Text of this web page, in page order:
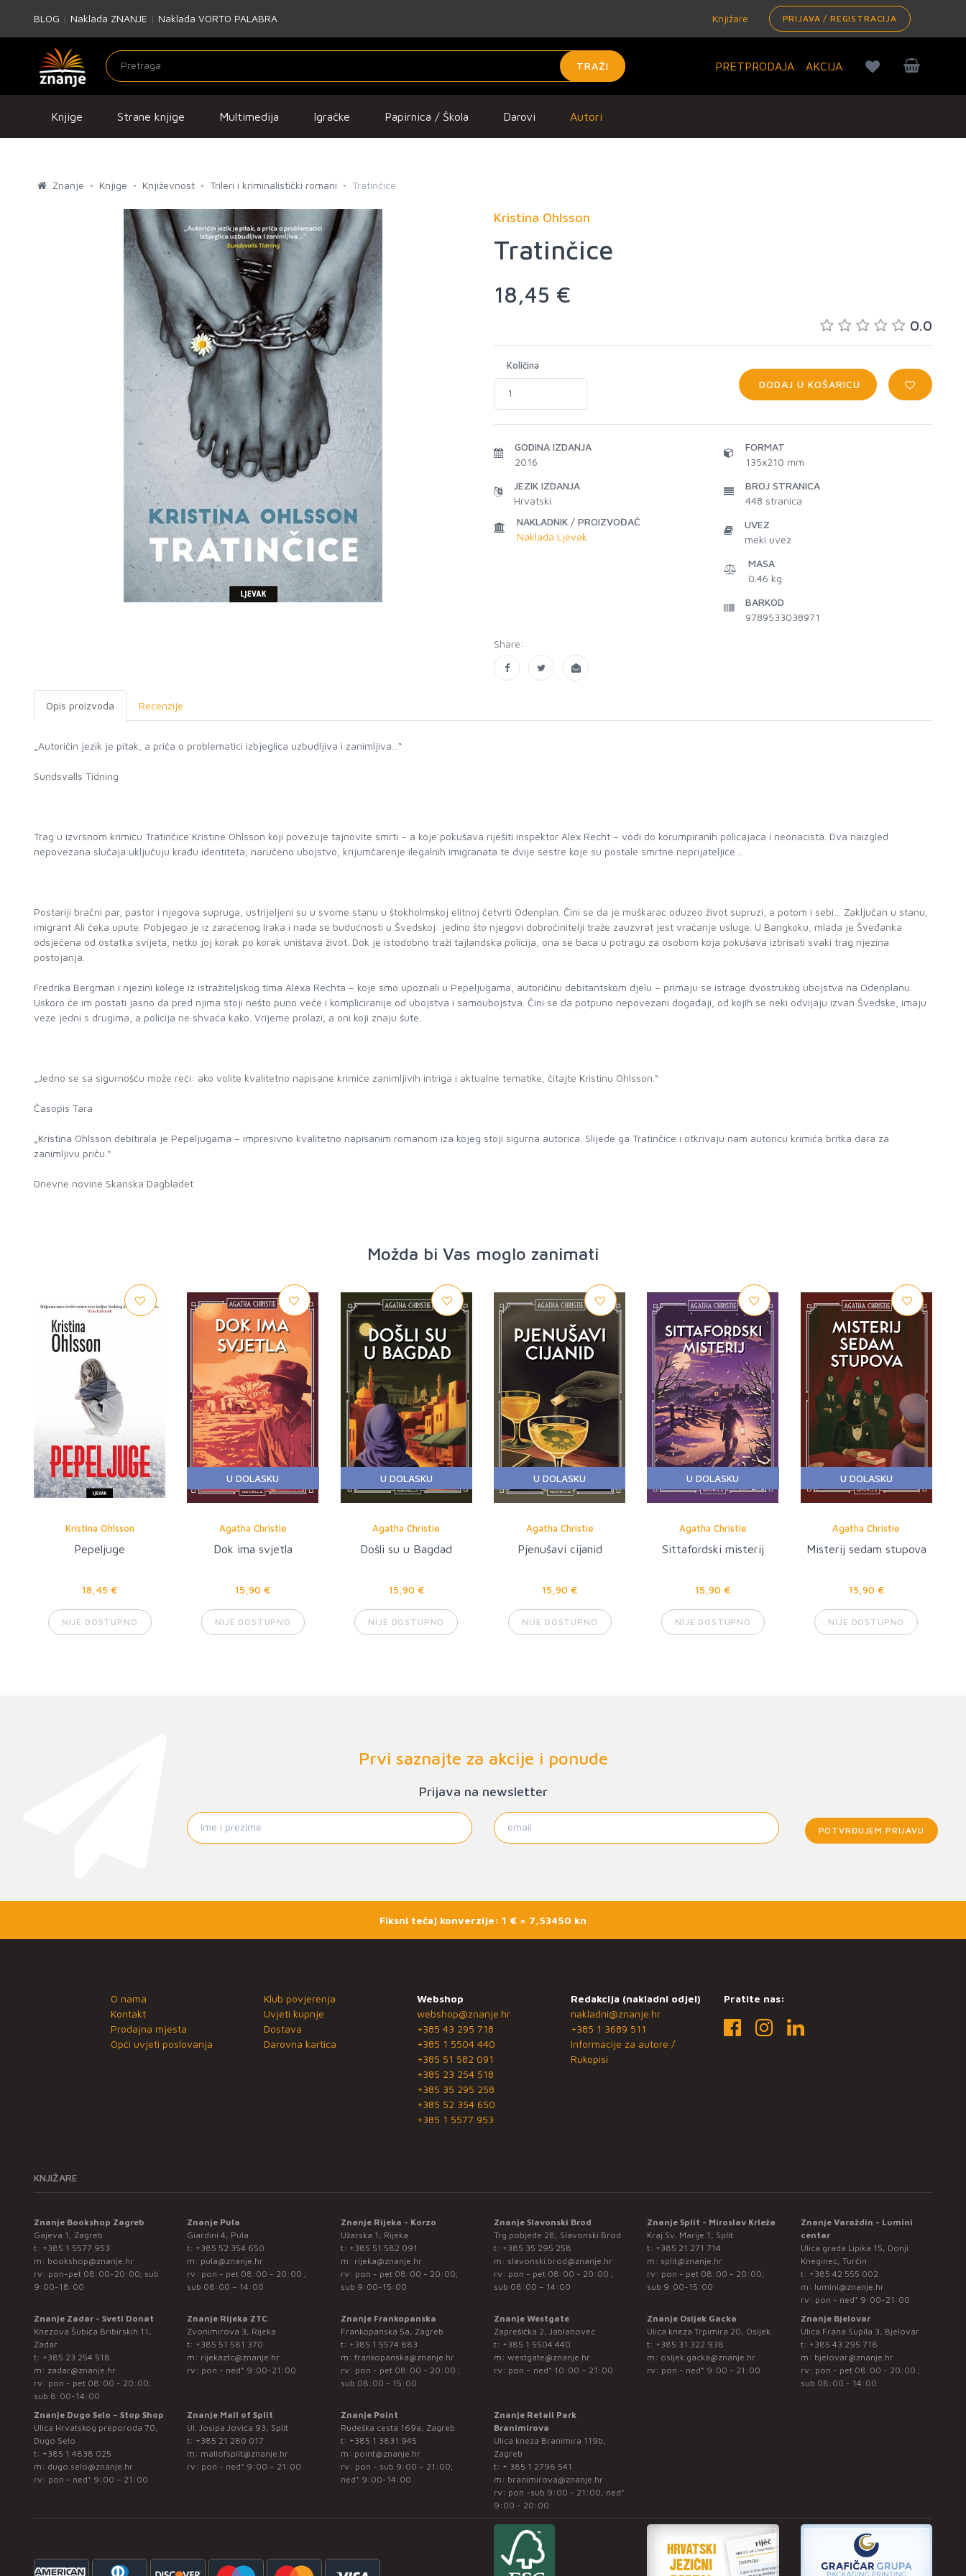
BLOG | Naklada ZNANJE | Naklada VORTO PALABRA Knjižare PRIJAVA / REGISTRACIJA
TRAŽI PRETPRODAJA AKCIJA
Knjige Strane knjige Multimedija Igračke Papirnica / Škola Darovi Autori
Znanje Knjige Književnost Trileri i kriminalistički romani Tratinčice
Kristina Ohlsson
Tratinčice
18,45 €
0.0
Količina
DODAJ U KOŠARICU
GODINA IZDANJA
2016
JEZIK IZDANJA
Hrvatski
NAKLADNIK / PROIZVOĐAČ
Naklada Ljevak
FORMAT
135x210 mm
BROJ STRANICA
448 stranica
UVEZ
meki uvez
MASA
0.46 kg
BARKOD
9789533038971
Share:
Opis proizvoda Recenzije
„Autoričin jezik je pitak, a priča o problematici izbjeglica uzbudljiva i zanimljiva...“
Sundsvalls Tidning
Trag u izvrsnom krimiću Tratinčice Kristine Ohlsson koji povezuje tajnovite smrti – a koje pokušava riješiti inspektor Alex Recht – vodi do korumpiranih policajaca i neonacista. Dva naizgled
nepovezana slučaja uključuju krađu identiteta, naručeno ubojstvo, krijumčarenje ilegalnih imigranata te dvije sestre koje su postale smrtne neprijateljice…
Postariji bračni par, pastor i njegova supruga, ustrijeljeni su u svome stanu u štokholmskoj elitnoj četvrti Odenplan. Čini se da je muškarac oduzeo život supruzi, a potom i sebi… Zaključan u stanu,
imigrant Ali čeka upute. Pobjegao je iz zaraćenog Iraka i nada se budućnosti u Švedskoj: jedino što njegovi dobročinitelji traže zauzvrat jest vraćanje usluge. U Bangkoku, mlada je Šveđanka
odsječena od ostatka svijeta, netko joj korak po korak uništava život. Dok je istodobno traži tajlandska policija, ona se baca u potragu za osobom koja pokušava izbrisati svaki trag njezina
postojanja.
Fredrika Bergman i njezini kolege iz istražiteljskog tima Alexa Rechta – koje smo upoznali u Pepeljugama, autoričinu debitantskom djelu – primaju se istrage dvostrukog ubojstva na Odenplanu.
Uskoro će im postati jasno da pred njima stoji nešto puno veće i kompliciranije od ubojstva i samoubojstva. Čini se da potpuno nepovezani događaji, od kojih se neki odvijaju izvan Švedske, imaju
veze jedni s drugima, a policija ne shvaća kako. Vrijeme prolazi, a oni koji znaju šute.
„Jedno se sa sigurnošću može reći: ako volite kvalitetno napisane krimiće zanimljivih intriga i aktualne tematike, čitajte Kristinu Ohlsson.“
Časopis Tara
„Kristina Ohlsson debitirala je Pepeljugama – impresivno kvalitetno napisanim romanom iza kojeg stoji sigurna autorica. Slijede ga Tratinčice i otkrivaju nam autoricu krimića britka dara za
zanimljivu priču.“
Dnevne novine Skanska Dagbladet
Možda bi Vas moglo zanimati
Kristina Ohlsson
Pepeljuge
18,45 €
NIJE DOSTUPNO
U DOLASKU
Agatha Christie
Dok ima svjetla
15,90 €
NIJE DOSTUPNO
U DOLASKU
Agatha Christie
Došli su u Bagdad
15,90 €
NIJE DOSTUPNO
U DOLASKU
Agatha Christie
Pjenušavi cijanid
15,90 €
NIJE DOSTUPNO
U DOLASKU
Agatha Christie
Sittafordski misterij
15,90 €
NIJE DOSTUPNO
U DOLASKU
Agatha Christie
Misterij sedam stupova
15,90 €
NIJE DOSTUPNO
Prvi saznajte za akcije i ponude
Prijava na newsletter
POTVRĐUJEM PRIJAVU
Fiksni tečaj konverzije: 1 € = 7,53450 kn
O nama
Kontakt
Prodajna mjesta
Opći uvjeti poslovanja
Klub povjerenja
Uvjeti kupnje
Dostava
Darovna kartica
Webshop
webshop@znanje.hr
+385 43 295 718
+385 1 5504 440
+385 51 582 091
+385 23 254 518
+385 35 295 258
+385 52 354 650
+385 1 5577 953
Redakcija (nakladni odjel)
nakladni@znanje.hr
+385 1 3689 511
Informacije za autore /
Rukopisi
Pratite nas:
KNJIŽARE
Znanje Bookshop Zagreb
Gajeva 1, Zagreb
t: +385 1 5577 953
m: bookshop@znanje.hr
rv: pon-pet 08:00-20:00; sub
9:00-18:00
Znanje Pula
Giardini 4, Pula
t: +385 52 354 650
m: pula@znanje.hr
rv: pon - pet 08:00 - 20:00 ;
sub 08:00 – 14:00
Znanje Rijeka - Korzo
Užarska 1, Rijeka
t: +385 51 582 091
m: rijeka@znanje.hr
rv: pon - pet 08:00 - 20:00;
sub 9:00-15:00
Znanje Slavonski Brod
Trg pobjede 28, Slavonski Brod
t: +385 35 295 258
m: slavonski.brod@znanje.hr
rv: pon - pet 08:00 - 20:00 ;
sub 08:00 – 14:00
Znanje Split - Miroslav Krleža
Kraj Sv. Marije 1, Split
t: +385 21 271 714
m: split@znanje.hr
rv: pon - pet 08:00 - 20:00;
sub 9:00-15:00
Znanje Varaždin - Lumini
centar
Ulica grada Lipika 15, Donji
Kneginec, Turčin
t: +385 42 555 002
m: lumini@znanje.hr
rv: pon - ned* 9:00-21:00
Znanje Zadar - Sveti Donat
Knezova Šubića Bribirskih 11,
Zadar
t: +385 23 254 518
m: zadar@znanje.hr
rv: pon - pet 08:00 - 20:00;
sub 8:00-14:00
Znanje Rijeka ZTC
Zvonimirova 3, Rijeka
t: +385 51 581 370
m: rijekaztc@znanje.hr
rv: pon - ned* 9:00-21:00
Znanje Frankopanska
Frankopanska 5a, Zagreb
t: +385 1 5574 883
m: frankopanska@znanje.hr
rv: pon - pet 08:00 - 20:00 ;
sub 08:00 - 15:00
Znanje Westgate
Zaprešićka 2, Jablanovec
t: +385 1 5504 440
m: westgate@znanje.hr
rv: pon – ned* 10:00 – 21:00
Znanje Osijek Gacka
Ulica kneza Trpimira 20, Osijek
t: +385 31 322 938
m: osijek.gacka@znanje.hr
rv: pon - ned* 9:00 - 21:00
Znanje Bjelovar
Ulica Frana Supila 3, Bjelovar
t: +385 43 295 718
m: bjelovar@znanje.hr
rv: pon - pet 08:00 - 20:00 ;
sub 08:00 - 14:00
Znanje Dugo Selo – Stop Shop
Ulica Hrvatskog preporoda 70,
Dugo Selo
t: +385 1 4838 025
m: dugo.selo@znanje.hr
rv: pon - ned* 9:00 – 21:00
Znanje Mall of Split
Ul. Josipa Jovića 93, Split
t: +385 21 280 017
m: mallofsplit@znanje.hr
rv: pon - ned* 9:00 – 21:00
Znanje Point
Rudeška cesta 169a, Zagreb
t: +385 1 3831 945
m: point@znanje.hr
rv: pon - sub 9:00 – 21:00;
ned* 9:00-14:00
Znanje Retail Park
Branimirova
Ulica kneza Branimira 119b,
Zagreb
t: + 385 1 2796 541
m: branimirova@znanje.hr
rv: pon -sub 9:00 - 21:00, ned*
9:00 - 20:00